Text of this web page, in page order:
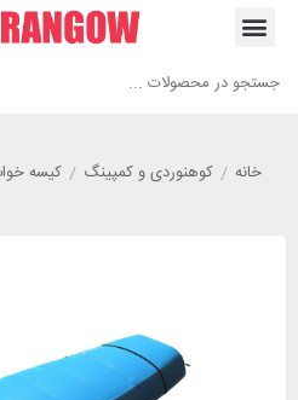
خانه/ کوهنوردی و کمپینگ/ کیسه خواب